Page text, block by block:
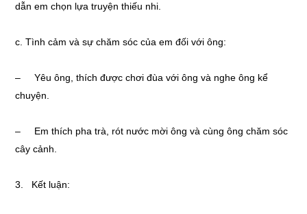
dẫn em chọn lựa truyện thiếu nhi.
c. Tình cảm và sự chăm sóc của em đối với ông:
– Yêu ông, thích được chơi đùa với ông và nghe ông kể
chuyện.
– Em thích pha trà, rót nước mời ông và cùng ông chăm sóc
cây cảnh.
3. Kết luận: